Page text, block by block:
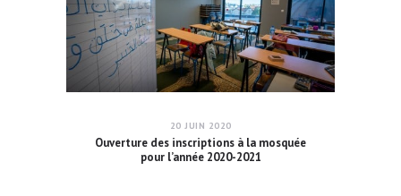
20 JUIN 2020
Ouverture des inscriptions à la mosquée
pour l’année 2020-2021